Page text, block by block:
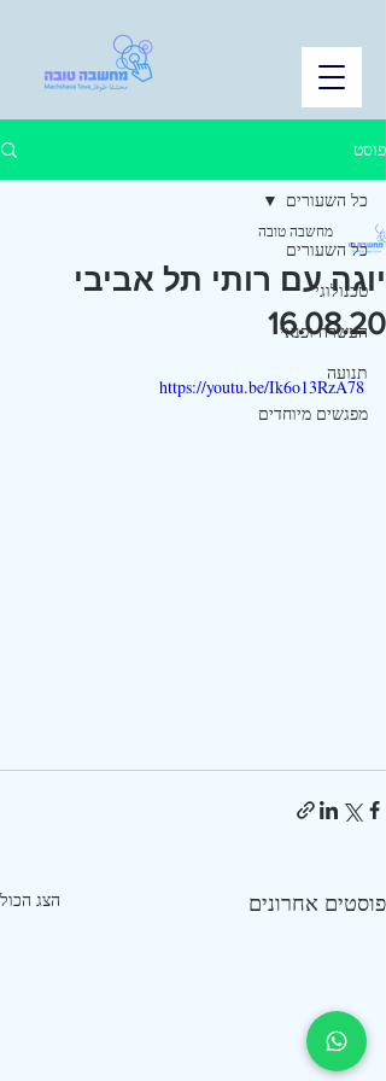
פוסט
כל השעורים
טכנולוגי
העשרה ופנאי
תנועה
מפגשים מיוחדים
כל השעורים
יוגה עם רותי תל אביבי
16.08.20
מחשבה טובה
https://youtu.be/Ik6o13RzA78
פוסטים אחרונים הצג הכול